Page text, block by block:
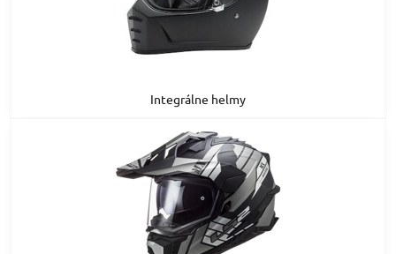
Integrálne helmy